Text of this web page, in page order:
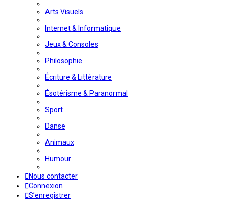
Arts Visuels
Internet & Informatique
Jeux & Consoles
Philosophie
Écriture & Littérature
Ésotérisme & Paranormal
Sport
Danse
Animaux
Humour
Nous contacter
Connexion
S’enregistrer